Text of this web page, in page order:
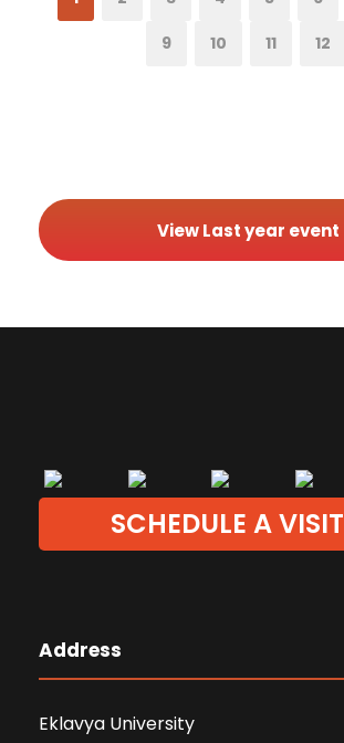
9 10 11 12
View Last year event
SCHEDULE A VISIT
Address
Eklavya University